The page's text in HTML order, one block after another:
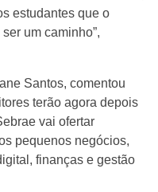
estudantes que o
um caminho”,
Santos, comentou
terão agora depois
vai ofertar
pequenos negócios,
finanças e gestão